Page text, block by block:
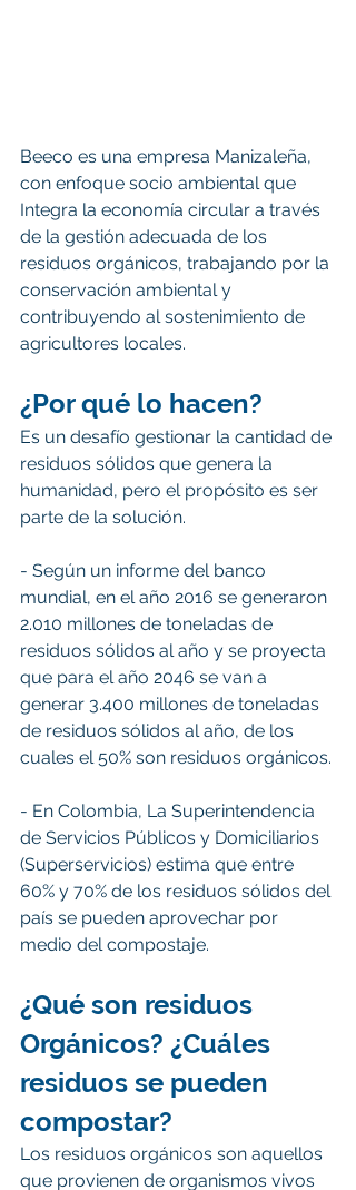
Beeco es una empresa Manizaleña,
con enfoque socio ambiental que
Integra la economía circular a través
de la gestión adecuada de los
residuos orgánicos, trabajando por la
conservación ambiental y
contribuyendo al sostenimiento de
agricultores locales.
¿Por qué lo hacen?
Es un desafío gestionar la cantidad de
residuos sólidos que genera la
humanidad, pero el propósito es ser
parte de la solución.
- Según un informe del banco
mundial, en el año 2016 se generaron
2.010 millones de toneladas de
residuos sólidos al año y se proyecta
que para el año 2046 se van a
generar 3.400 millones de toneladas
de residuos sólidos al año, de los
cuales el 50% son residuos orgánicos.
- En Colombia, La Superintendencia
de Servicios Públicos y Domiciliarios
(Superservicios) estima que entre
60% y 70% de los residuos sólidos del
país se pueden aprovechar por
medio del compostaje.
¿Qué son residuos
Orgánicos? ¿Cuáles
residuos se pueden
compostar?
Los residuos orgánicos son aquellos
que provienen de organismos vivos